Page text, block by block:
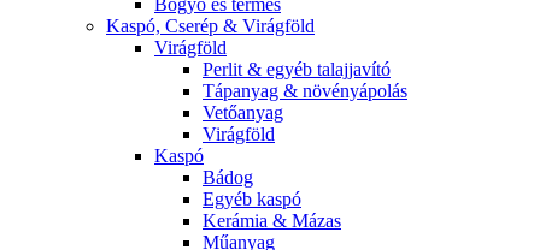
Bogyó és termés
Kaspó, Cserép & Virágföld
Virágföld
Perlit & egyéb talajjavító
Tápanyag & növényápolás
Vetőanyag
Virágföld
Kaspó
Bádog
Egyéb kaspó
Kerámia & Mázas
Műanyag